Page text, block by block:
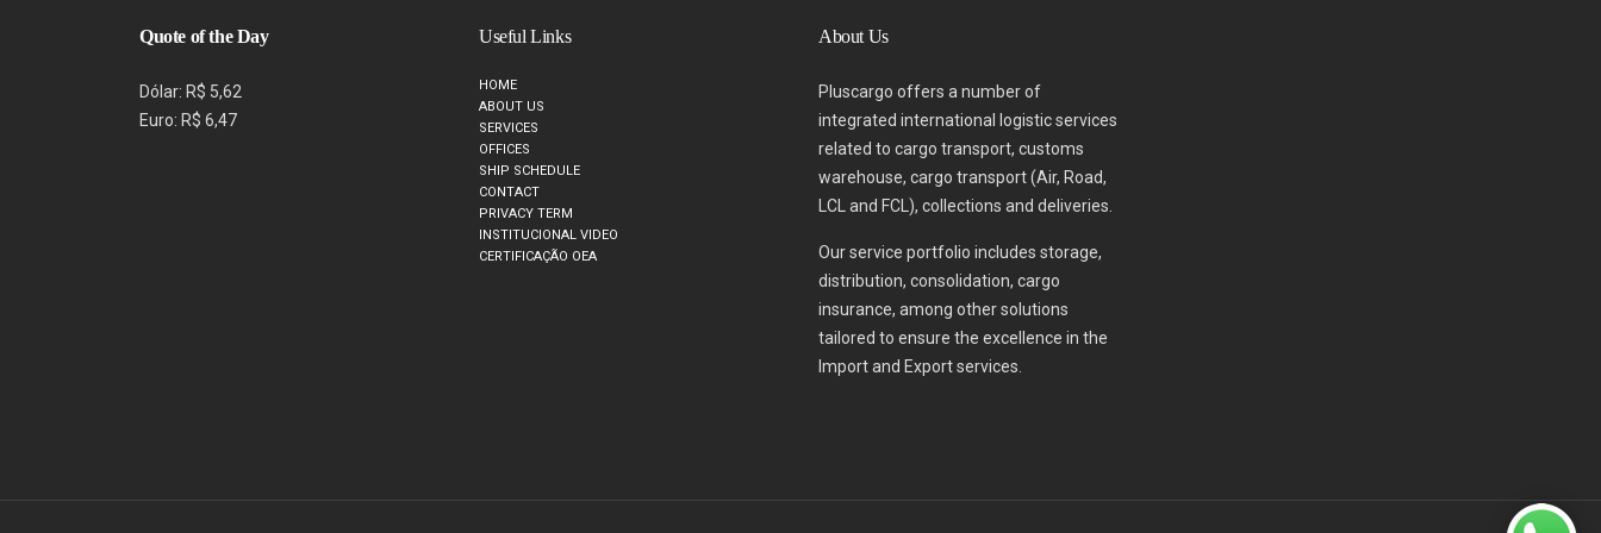
Quote of the Day
Dólar: R$ 5,62
Euro: R$ 6,47
Useful Links
HOME
ABOUT US
SERVICES
OFFICES
SHIP SCHEDULE
CONTACT
PRIVACY TERM
INSTITUCIONAL VIDEO
CERTIFICAÇÃO OEA
About Us
Pluscargo offers a number of
integrated international logistic services
related to cargo transport, customs
warehouse, cargo transport (Air, Road,
LCL and FCL), collections and deliveries.
Our service portfolio includes storage,
distribution, consolidation, cargo
insurance, among other solutions
tailored to ensure the excellence in the
Import and Export services.